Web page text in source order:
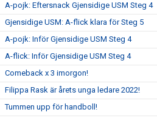
A-pojk: Eftersnack Gjensidige USM Steg 4
Gjensidige USM: A-flick klara för Steg 5
A-pojk: Inför Gjensidige USM Steg 4
A-flick: Inför Gjensidige USM Steg 4
Comeback x 3 imorgon!
Filippa Rask är årets unga ledare 2022!
Tummen upp för handboll!